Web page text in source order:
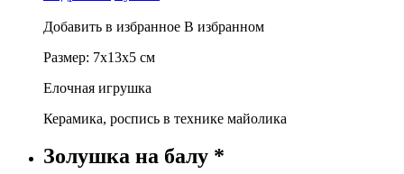
Добавить в избранное В избранном
Размер: 7х13х5 см
Елочная игрушка
Керамика, роспись в технике майолика
Золушка на балу *